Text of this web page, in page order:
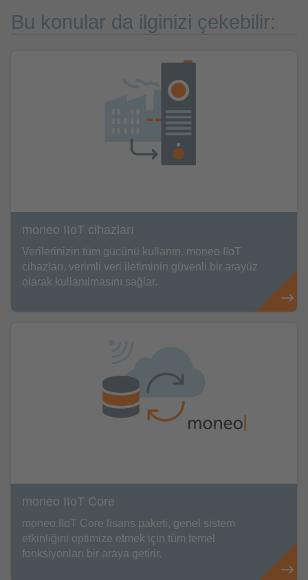
Bu konular da ilginizi çekebilir:
moneo IIoT cihazları
Verilerinizin tüm gücünü kullanın. moneo IIoT
cihazları, verimli veri iletiminin güvenli bir arayüz
olarak kullanılmasını sağlar.
moneo IIoT Core
moneo IIoT Core lisans paketi, genel sistem
etkinliğini optimize etmek için tüm temel
fonksiyonları bir araya getirir.